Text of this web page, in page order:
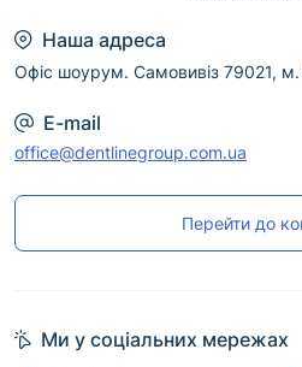
Наша адреса
Офіс шоурум. Самовивіз 79021,
E-mail
office@dentlinegroup.com.ua
Перейти до
Ми у соціальних мережах